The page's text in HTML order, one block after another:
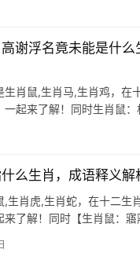
者天生驿马星动，2024甲
谢浮名竟未能是什么
肖鼠,生肖马,生肖鸡，在
一起来了解！同时生肖鼠
“未能”二字，恰似鼠类
么生肖，成语释义解
生肖虎,生肖蛇，在十二生
了解！同时【生肖鼠：寤
象征，鼠辈天生嗅觉灵敏